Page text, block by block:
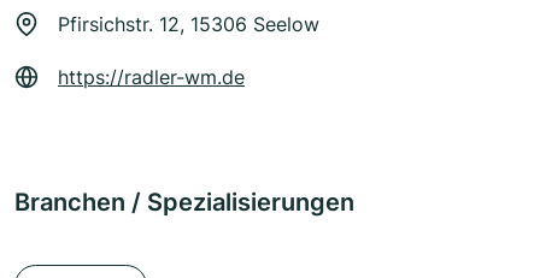
Pfirsichstr. 12, 15306 Seelow
https://radler-wm.de
Branchen / Spezialisierungen